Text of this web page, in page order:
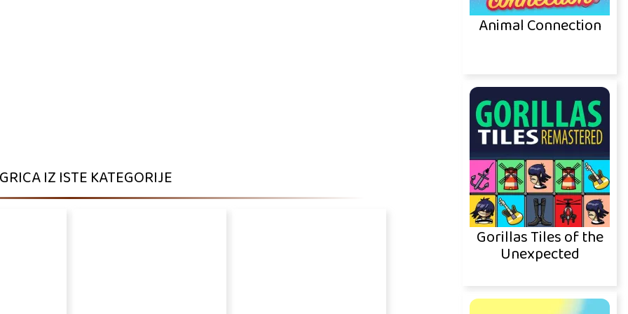
IZ ISTE KATEGORIJE
Animal Connection
Gorillas Tiles of the
Unexpected